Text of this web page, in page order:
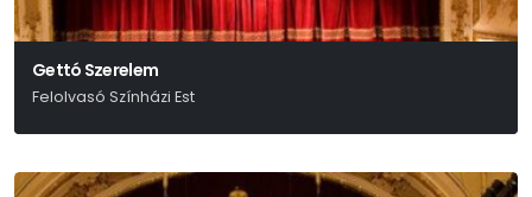
Gettó Szerelem
Felolvasó Színházi Est